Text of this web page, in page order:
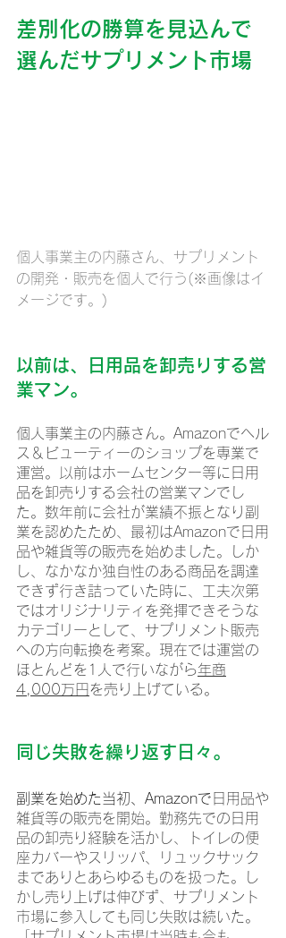
差別化の勝算を見込んで
選んだサプリメント市場
個人事業主の内藤さん、サプリメント
の開発・販売を個人で行う(※画像はイ
メージです。)
以前は、日用品を卸売りする営
業マン。
個人事業主の内藤さん。Amazonでヘル
ス＆ビューティーのショップを専業で
運営。以前はホームセンター等に日用
品を卸売りする会社の営業マンでし
た。数年前に会社が業績不振となり副
業を認めたため、最初はAmazonで日用
品や雑貨等の販売を始めました。しか
し、なかなか独自性のある商品を調達
できず行き詰っていた時に、工夫次第
ではオリジナリティを発揮できそうな
カテゴリーとして、サプリメント販売
への方向転換を考案。現在では運営の
ほとんどを1人で行いながら年商
4,000万円 を売り上げている。
同じ失敗を繰り返す日々。
副業を始めた当初、Amazonで 日用品や
雑貨等の販売を開始。勤務先での日用
品の卸売り経験を活かし、トイレの便
座カバーやスリッパ、リュックサック
までありとあらゆるものを扱った。し
かし売り上げは伸びず、サプリメント
市場に参入しても同じ失敗は続いた。